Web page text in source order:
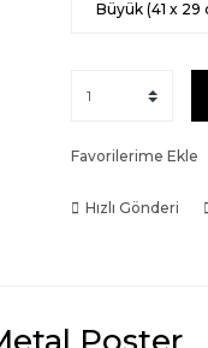
Büyük (41 x 29
Favorilerime Ekle
Hızlı Gönderi